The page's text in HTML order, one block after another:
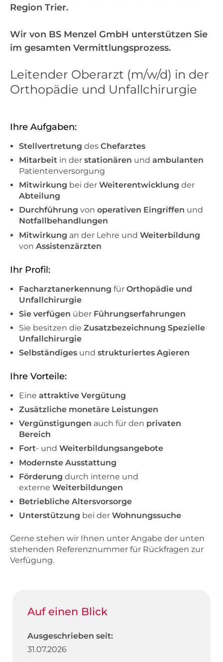
Region Trier.
Wir von BS Menzel GmbH unterstützen Sie
im gesamten Vermittlungsprozess.
Leitender Oberarzt (m/w/d) in der
Orthopädie und Unfallchirurgie
Ihre Aufgaben:
Stellvertretung des Chefarztes
Mitarbeit in der stationären und ambulanten
Patientenversorgung
Mitwirkung bei der Weiterentwicklung der
Abteilung
Durchführung von operativen Eingriffen und
Notfallbehandlungen
Mitwirkung an der Lehre und Weiterbildung
von Assistenzärzten
Ihr Profil:
Facharztanerkennung für Orthopädie und
Unfallchirurgie
Sie verfügen über Führungserfahrungen
Sie besitzen die Zusatzbezeichnung Spezielle
Unfallchirurgie
Selbständiges und strukturiertes Agieren
Ihre Vorteile:
Eine attraktive Vergütung
Zusätzliche monetäre Leistungen
Vergünstigungen auch für den privaten
Bereich
Fort- und Weiterbildungsangebote
Modernste Ausstattung
Förderung durch interne und
externe Weiterbildungen
Betriebliche Altersvorsorge
Unterstützung bei der Wohnungssuche
Gerne stehen wir Ihnen unter Angabe der unten
stehenden Referenznummer für Rückfragen zur
Verfügung.
Auf einen Blick
Ausgeschrieben seit:
31.07.2026